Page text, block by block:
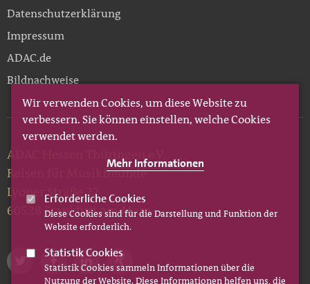
Datenschutzerklärung
Impressum
ADAC.de
Bildnachweise
ADAC Hessen Thüringen e.V.
Reisen für Musikfreunde
Lyoner Straße 22
60528 Frankfurt am Main
Wir verwenden Cookies, um diese Website zu
verbessern. Sie können einstellen, welche Cookies
verwendet werden.
Mehr Informationen
Erforderliche Cookies
Diese Cookies sind für die Darstellung und Funktion der
Website erforderlich.
Statistik Cookies
Statistik Cookies sammeln Informationen über die
Nutzung der Website. Diese Informationen helfen uns, die